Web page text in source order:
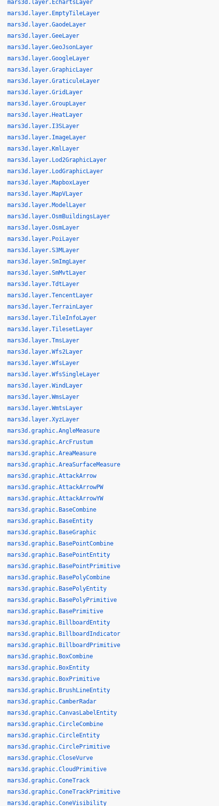
mars3d.layer.EchartsLayer
mars3d.layer.EmptyTileLayer
mars3d.layer.GaodeLayer
mars3d.layer.GeeLayer
mars3d.layer.GeoJsonLayer
mars3d.layer.GoogleLayer
mars3d.layer.GraphicLayer
mars3d.layer.GraticuleLayer
mars3d.layer.GridLayer
mars3d.layer.GroupLayer
mars3d.layer.HeatLayer
mars3d.layer.I3SLayer
mars3d.layer.ImageLayer
mars3d.layer.KmlLayer
mars3d.layer.Lod2GraphicLayer
mars3d.layer.LodGraphicLayer
mars3d.layer.MapboxLayer
mars3d.layer.MapVLayer
mars3d.layer.ModelLayer
mars3d.layer.OsmBuildingsLayer
mars3d.layer.OsmLayer
mars3d.layer.PoiLayer
mars3d.layer.S3MLayer
mars3d.layer.SmImgLayer
mars3d.layer.SmMvtLayer
mars3d.layer.TdtLayer
mars3d.layer.TencentLayer
mars3d.layer.TerrainLayer
mars3d.layer.TileInfoLayer
mars3d.layer.TilesetLayer
mars3d.layer.TmsLayer
mars3d.layer.Wfs2Layer
mars3d.layer.WfsLayer
mars3d.layer.WfsSingleLayer
mars3d.layer.WindLayer
mars3d.layer.WmsLayer
mars3d.layer.WmtsLayer
mars3d.layer.XyzLayer
mars3d.graphic.AngleMeasure
mars3d.graphic.ArcFrustum
mars3d.graphic.AreaMeasure
mars3d.graphic.AreaSurfaceMeasure
mars3d.graphic.AttackArrow
mars3d.graphic.AttackArrowPW
mars3d.graphic.AttackArrowYW
mars3d.graphic.BaseCombine
mars3d.graphic.BaseEntity
mars3d.graphic.BaseGraphic
mars3d.graphic.BasePointCombine
mars3d.graphic.BasePointEntity
mars3d.graphic.BasePointPrimitive
mars3d.graphic.BasePolyCombine
mars3d.graphic.BasePolyEntity
mars3d.graphic.BasePolyPrimitive
mars3d.graphic.BasePrimitive
mars3d.graphic.BillboardEntity
mars3d.graphic.BillboardIndicator
mars3d.graphic.BillboardPrimitive
mars3d.graphic.BoxCombine
mars3d.graphic.BoxEntity
mars3d.graphic.BoxPrimitive
mars3d.graphic.BrushLineEntity
mars3d.graphic.CamberRadar
mars3d.graphic.CanvasLabelEntity
mars3d.graphic.CircleCombine
mars3d.graphic.CircleEntity
mars3d.graphic.CirclePrimitive
mars3d.graphic.CloseVurve
mars3d.graphic.CloudPrimitive
mars3d.graphic.ConeTrack
mars3d.graphic.ConeTrackPrimitive
mars3d.graphic.ConeVisibility